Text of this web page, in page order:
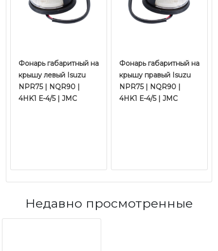
Фонарь габаритный на
крышу левый Isuzu
NPR75 | NQR90 |
4HK1 Е-4/5 | JMC
Фонарь габаритный на
крышу правый Isuzu
NPR75 | NQR90 |
4HK1 Е-4/5 | JMC
Недавно просмотренные